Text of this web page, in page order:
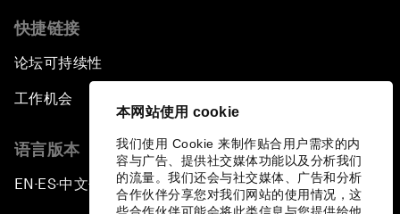
本网站使用 cookie
我们使用 Cookie 来制作贴合用户需求的内
容与广告、提供社交媒体功能以及分析我们
的流量。我们还会与社交媒体、广告和分析
合作伙伴分享您对我们网站的使用情况，这
快捷链接
论坛可持续性
工作机会
语言版本
EN ▪ES▪中文▪ 日本語